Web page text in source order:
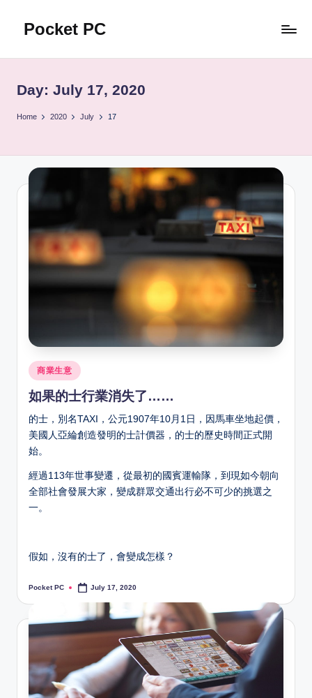
Pocket PC
資
Day: July 17, 2020
Home 2020 July 17
Posted
in
商業生意
如果的士行業消失了……
的士，別名TAXI
，公元1907年10月1日，因馬車坐地起價，
美國人亞綸創造發明的士計價器，的士的歷史時間正式開
始。
經過113年世事變遷，從最初的國賓運輸隊，到現如今朝向
全部社會發展大家，變成群眾交通出行必不可少的挑選之
一。
假如，沒有的士了，會變成怎樣？
Posted
Pocket PC July 17, 2020